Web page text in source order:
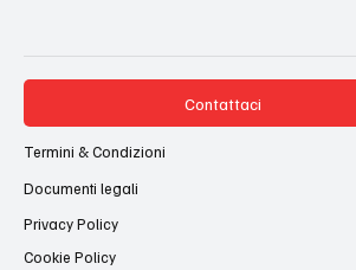
Contattaci
Termini & Condizioni
Documenti legali
Privacy Policy
Cookie Policy